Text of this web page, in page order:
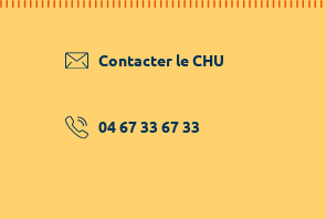
Contacter le CHU
04 67 33 67 33